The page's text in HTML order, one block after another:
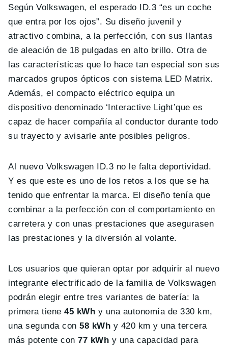
Según Volkswagen, el esperado ID.3 “es un coche
que entra por los ojos”. Su diseño juvenil y
atractivo combina, a la perfección, con sus llantas
de aleación de 18 pulgadas en alto brillo. Otra de
las características que lo hace tan especial son sus
marcados grupos ópticos con sistema LED Matrix.
Además, el compacto eléctrico equipa un
dispositivo denominado ‘Interactive Light’que es
capaz de hacer compañía al conductor durante todo
su trayecto y avisarle ante posibles peligros.
Al nuevo Volkswagen ID.3 no le falta deportividad.
Y es que este es uno de los retos a los que se ha
tenido que enfrentar la marca. El diseño tenía que
combinar a la perfección con el comportamiento en
carretera y con unas prestaciones que asegurasen
las prestaciones y la diversión al volante.
Los usuarios que quieran optar por adquirir al nuevo
integrante electrificado de la familia de Volkswagen
podrán elegir entre tres variantes de batería: la
primera tiene45 kWh y una autonomía de 330 km,
una segunda con 58 kWh y 420 km y una tercera
más potente con77 kWh y una capacidad para